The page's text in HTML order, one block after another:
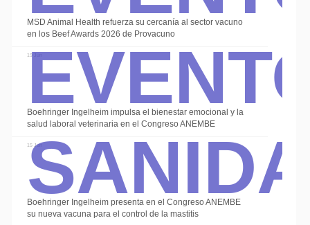
MSD Animal Health refuerza su cercanía al sector vacuno
en los Beef Awards 2026 de Provacuno
19 Jun
Boehringer Ingelheim impulsa el bienestar emocional y la
salud laboral veterinaria en el Congreso ANEMBE
15 Jun
Boehringer Ingelheim presenta en el Congreso ANEMBE
su nueva vacuna para el control de la mastitis